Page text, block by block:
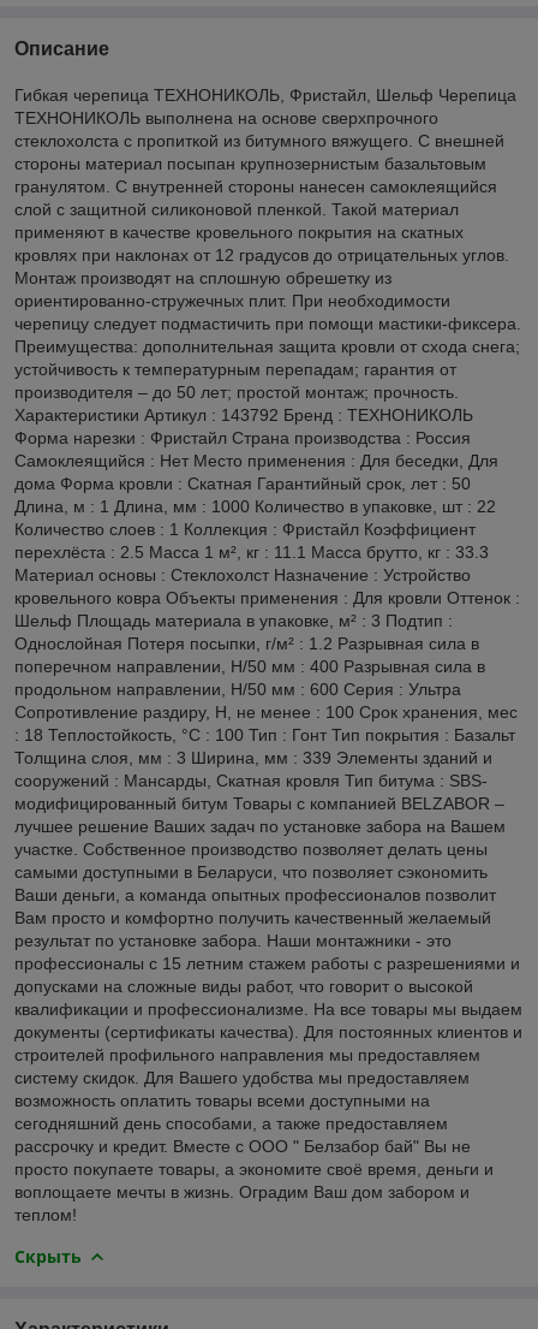
Описание
Гибкая черепица ТЕХНОНИКОЛЬ, Фристайл, Шельф Черепица
ТЕХНОНИКОЛЬ выполнена на основе сверхпрочного
стеклохолста с пропиткой из битумного вяжущего. С внешней
стороны материал посыпан крупнозернистым базальтовым
гранулятом. С внутренней стороны нанесен самоклеящийся
слой с защитной силиконовой пленкой. Такой материал
применяют в качестве кровельного покрытия на скатных
кровлях при наклонах от 12 градусов до отрицательных углов.
Монтаж производят на сплошную обрешетку из
ориентированно-стружечных плит. При необходимости
черепицу следует подмастичить при помощи мастики-фиксера.
Преимущества: дополнительная защита кровли от схода снега;
устойчивость к температурным перепадам; гарантия от
производителя – до 50 лет; простой монтаж; прочность.
Характеристики Артикул : 143792 Бренд : ТЕХНОНИКОЛЬ
Форма нарезки : Фристайл Страна производства : Россия
Самоклеящийся : Нет Место применения : Для беседки, Для
дома Форма кровли : Скатная Гарантийный срок, лет : 50
Длина, м : 1 Длина, мм : 1000 Количество в упаковке, шт : 22
Количество слоев : 1 Коллекция : Фристайл Коэффициент
перехлёста : 2.5 Масса 1 м², кг : 11.1 Масса брутто, кг : 33.3
Материал основы : Стеклохолст Назначение : Устройство
кровельного ковра Объекты применения : Для кровли Оттенок :
Шельф Площадь материала в упаковке, м² : 3 Подтип :
Однослойная Потеря посыпки, г/м² : 1.2 Разрывная сила в
поперечном направлении, Н/50 мм : 400 Разрывная сила в
продольном направлении, Н/50 мм : 600 Серия : Ультра
Сопротивление раздиру, Н, не менее : 100 Срок хранения, мес
: 18 Теплостойкость, °С : 100 Тип : Гонт Тип покрытия : Базальт
Толщина слоя, мм : 3 Ширина, мм : 339 Элементы зданий и
сооружений : Мансарды, Скатная кровля Тип битума : SBS-
модифицированный битум Товары с компанией BELZABOR –
лучшее решение Ваших задач по установке забора на Вашем
участке. Собственное производство позволяет делать цены
самыми доступными в Беларуси, что позволяет сэкономить
Ваши деньги, а команда опытных профессионалов позволит
Вам просто и комфортно получить качественный желаемый
результат по установке забора. Наши монтажники - это
профессионалы с 15 летним стажем работы с разрешениями и
допусками на сложные виды работ, что говорит о высокой
квалификации и профессионализме. На все товары мы выдаем
документы (сертификаты качества). Для постоянных клиентов и
строителей профильного направления мы предоставляем
систему скидок. Для Вашего удобства мы предоставляем
возможность оплатить товары всеми доступными на
сегодняшний день способами, а также предоставляем
рассрочку и кредит. Вместе с ООО " Белзабор бай" Вы не
просто покупаете товары, а экономите своё время, деньги и
воплощаете мечты в жизнь. Оградим Ваш дом забором и
теплом!
Скрыть